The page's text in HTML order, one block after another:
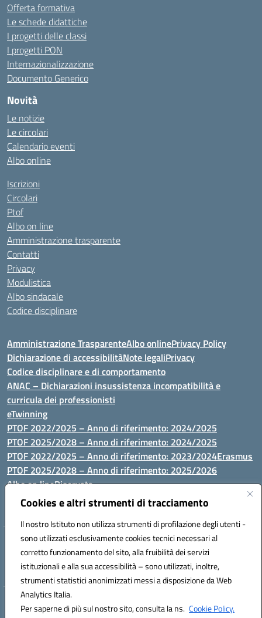
Cookies e altri strumenti di tracciamento
Il nostro Istituto non utilizza strumenti di profilazione degli utenti -
sono utilizzati esclusivamente cookies tecnici necessari al
corretto funzionamento del sito, alla fruibilità dei servizi
istituzionali e alla sua accessibilità – sono utilizzati, inoltre,
strumenti statistici anonimizzati messi a disposizione da Web
Analytics Italia.
Per saperne di più sul nostro sito, consulta la ns. Cookie Policy.
Offerta formativa
Le schede didattiche
I progetti delle classi
I progetti PON
Internazionalizzazione
Documento Generico
Novità
Le notizie
Le circolari
Calendario eventi
Albo online
Iscrizioni
Circolari
Ptof
Albo on line
Amministrazione trasparente
Contatti
Privacy
Modulistica
Albo sindacale
Codice disciplinare
Amministrazione TrasparenteAlbo onlinePrivacy Policy
Dichiarazione di accessibilitàNote legaliPrivacy
Codice disciplinare e di comportamento
ANAC – Dichiarazioni insussistenza incompatibilità e
curricula dei professionisti
eTwinning
PTOF 2022/2025 – Anno di riferimento: 2024/2025
PTOF 2025/2028 – Anno di riferimento: 2024/2025
PTOF 2022/2025 – Anno di riferimento: 2023/2024Erasmus
PTOF 2025/2028 – Anno di riferimento: 2025/2026
Albo on lineRiservata
P.N. Dotazione di attrezzature per le palestre
Via Luna e Sole, 44 07100, Sassari - Tel 079293287 - Fax 0793764116
- Mail: ssvc010009@istruzione.it - PEC: ssvc010009@pec.istruzione.it
- C.F. / P.IVA Convitto 80000150906 - C.F. Scuole 92073300904
Hosting & Powered by 3D Solution S.r.l.